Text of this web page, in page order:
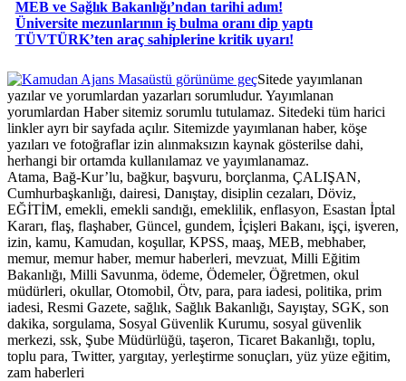
MEB ve Sağlık Bakanlığı’ndan tarihi adım!
Üniversite mezunlarının iş bulma oranı dip yaptı
TÜVTÜRK’ten araç sahiplerine kritik uyarı!
Masaüstü görünüme geçSitede yayımlanan
yazılar ve yorumlardan yazarları sorumludur. Yayımlanan
yorumlardan Haber sitemiz sorumlu tutulamaz. Sitedeki tüm harici
linkler ayrı bir sayfada açılır. Sitemizde yayımlanan haber, köşe
yazıları ve fotoğraflar izin alınmaksızın kaynak gösterilse dahi,
herhangi bir ortamda kullanılamaz ve yayımlanamaz.
Atama, Bağ-Kur’lu, bağkur, başvuru, borçlanma, ÇALIŞAN,
Cumhurbaşkanlığı, dairesi, Danıştay, disiplin cezaları, Döviz,
EĞİTİM, emekli, emekli sandığı, emeklilik, enflasyon, Esastan İptal
Kararı, flaş, flaşhaber, Güncel, gundem, İçişleri Bakanı, işçi, işveren,
izin, kamu, Kamudan, koşullar, KPSS, maaş, MEB, mebhaber,
memur, memur haber, memur haberleri, mevzuat, Milli Eğitim
Bakanlığı, Milli Savunma, ödeme, Ödemeler, Öğretmen, okul
müdürleri, okullar, Otomobil, Ötv, para, para iadesi, politika, prim
iadesi, Resmi Gazete, sağlık, Sağlık Bakanlığı, Sayıştay, SGK, son
dakika, sorgulama, Sosyal Güvenlik Kurumu, sosyal güvenlik
merkezi, ssk, Şube Müdürlüğü, taşeron, Ticaret Bakanlığı, toplu,
toplu para, Twitter, yargıtay, yerleştirme sonuçları, yüz yüze eğitim,
zam haberleri